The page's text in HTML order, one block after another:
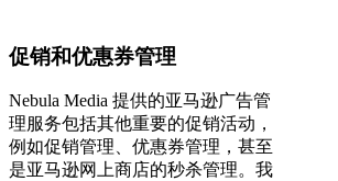
促销和优惠券管理
Nebula Media 提供的亚马逊广告管
理服务包括其他重要的促销活动，
例如促销管理、优惠券管理，甚至
是亚马逊网上商店的秒杀管理。我